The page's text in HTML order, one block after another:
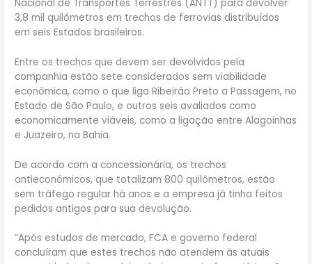
Nacional de Transportes Terrestres (ANTT) para devolver
3,8 mil quilômetros em trechos de ferrovias distribuídos
em seis Estados brasileiros.
Entre os trechos que devem ser devolvidos pela
companhia estão sete considerados sem viabilidade
econômica, como o que liga Ribeirão Preto a Passagem, no
Estado de São Paulo, e outros seis avaliados como
economicamente viáveis, como a ligação entre Alagoinhas
e Juazeiro, na Bahia.
De acordo com a concessionária, os trechos
antieconômicos, que totalizam 800 quilômetros, estão
sem tráfego regular há anos e a empresa já tinha feitos
pedidos antigos para sua devolução.
“Após estudos de mercado, FCA e governo federal
concluíram que estes trechos não atendem às atuais